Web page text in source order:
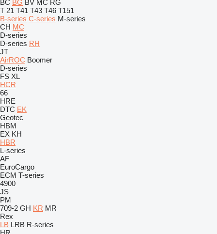
BC BG BV MC RG
T 21 T41 T43 T46 T151
B-series C-series M-series
CH MC
D-series
D-series RH
JT
AirROC Boomer
D-series
FS XL
HCR
66
HRE
DTC EK
Geotec
HBM
EX KH
HBR
L-series
AF
EuroCargo
ECM T-series
4900
JS
PM
709-2 GH KR MR
Rex
LB LRB R-series